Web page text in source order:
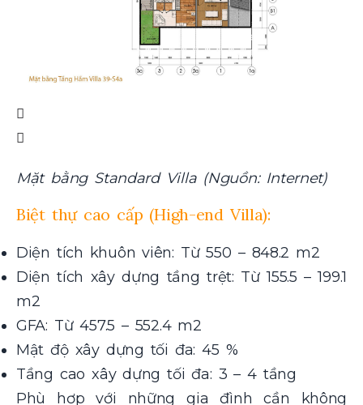
Mặt bằng Standard Villa (Nguồn: Internet)
Biệt thự cao cấp (High-end Villa):
Diện tích khuôn viên: Từ 550 – 848.2 m2
Diện tích xây dựng tầng trệt: Từ 155.5 – 199.1
m2
GFA: Từ 457.5 – 552.4 m2
Mật độ xây dựng tối đa: 45 %
Tầng cao xây dựng tối đa: 3 – 4 tầng
Phù hợp với những gia đình cần không